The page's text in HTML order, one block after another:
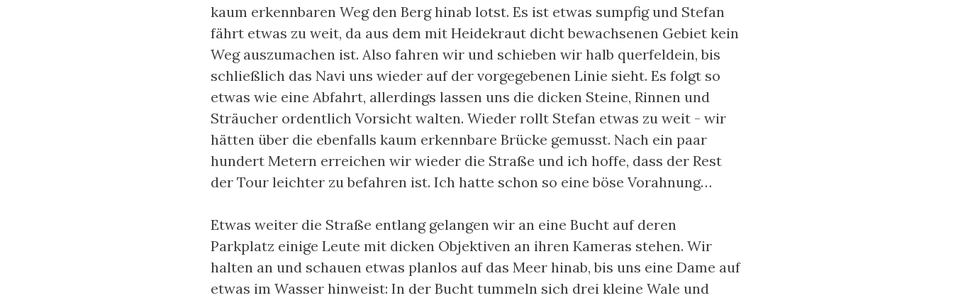
kaum erkennbaren Weg den Berg hinab lotst. Es ist etwas sumpfig und Stefan
fährt etwas zu weit, da aus dem mit Heidekraut dicht bewachsenen Gebiet kein
Weg auszumachen ist. Also fahren wir und schieben wir halb querfeldein, bis
schließlich das Navi uns wieder auf der vorgegebenen Linie sieht. Es folgt so
etwas wie eine Abfahrt, allerdings lassen uns die dicken Steine, Rinnen und
Sträucher ordentlich Vorsicht walten. Wieder rollt Stefan etwas zu weit - wir
hätten über die ebenfalls kaum erkennbare Brücke gemusst. Nach ein paar
hundert Metern erreichen wir wieder die Straße und ich hoffe, dass der Rest
der Tour leichter zu befahren ist. Ich hatte schon so eine böse Vorahnung…
Etwas weiter die Straße entlang gelangen wir an eine Bucht auf deren
Parkplatz einige Leute mit dicken Objektiven an ihren Kameras stehen. Wir
halten an und schauen etwas planlos auf das Meer hinab, bis uns eine Dame auf
etwas im Wasser hinweist: In der Bucht tummeln sich drei kleine Wale und